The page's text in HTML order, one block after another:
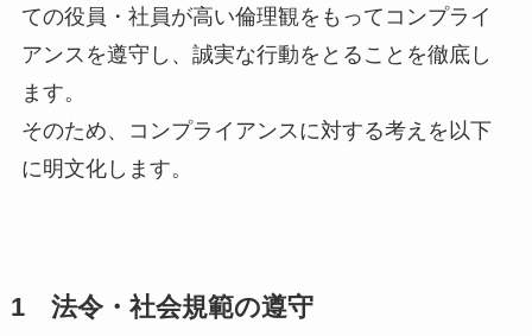
ての役員・社員が高い倫理観をもってコンプライ
アンスを遵守し、誠実な行動をとることを徹底し
ます。
そのため、コンプライアンスに対する考えを以下
に明文化します。
1 法令・社会規範の遵守